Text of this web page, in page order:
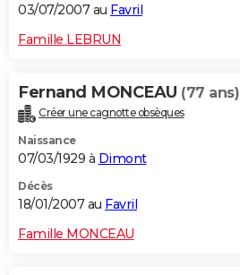
03/07/2007 au Favril
Famille LEBRUN
Fernand MONCEAU (77 ans)
Créer une cagnotte obsèques
Naissance
07/03/1929 à Dimont
Décès
18/01/2007 au Favril
Famille MONCEAU